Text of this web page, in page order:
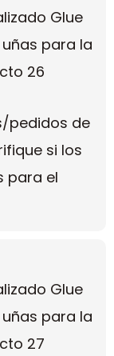
pedidos de
si los
para el